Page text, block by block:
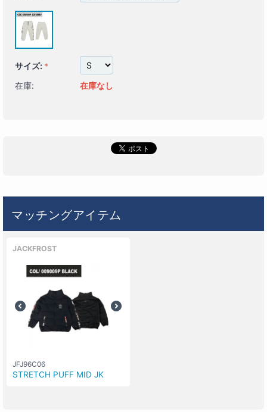
サイズ:
在庫:
在庫なし
マッチングアイテム
JACKFROST
JFJ96C06
STRETCH PUFF MID JK